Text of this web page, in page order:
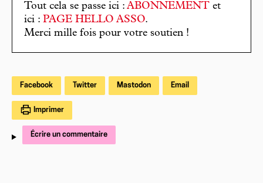
Tout cela se passe ici : ABONNEMENT et
ici : PAGE HELLO ASSO.
Merci mille fois pour votre soutien !
Facebook Twitter Mastodon Email
Imprimer
Écrire un commentaire